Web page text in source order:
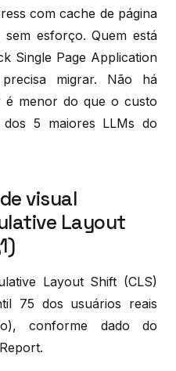
com cache de página
sem esforço. Quem está
Single Page Application
migrar. Não há
é menor do que o custo
5 maiores LLMs do
visual
Layout
Layout Shift (CLS)
75 dos usuários reais
conforme dado do